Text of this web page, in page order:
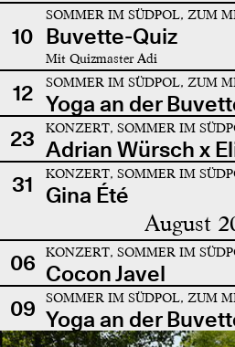
10
SOMMER IM SÜDPOL, ZUM
Buvette-Quiz
Mit Quizmaster Adi
12 SOMMER IM SÜDPOL, ZUM
Yoga an der
23
KONZERT, SOMMER IM
Adrian Würsch x
31
KONZERT, SOMMER IM
Gina Été
August
06 KONZERT, SOMMER IM
Cocon Javel
09
SOMMER IM SÜDPOL, ZUM
Yoga an der